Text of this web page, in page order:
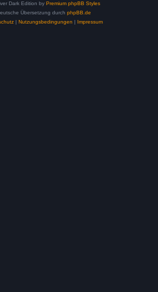
Dark Edition by Premium phpBB Styles
Übersetzung durch phpBB.de
| Nutzungsbedingungen | Impressum